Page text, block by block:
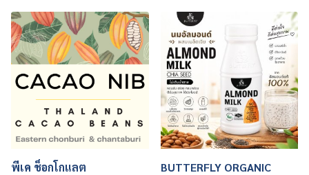
พีเค ช็อกโกแลต BUTTERFLY ORGANIC